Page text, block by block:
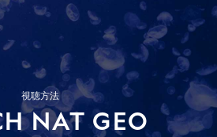
視聴方法
NAT GEO